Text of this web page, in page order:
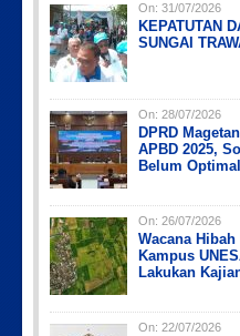
Picsart_23-
Picsart_23-
On: 31/07/2026
KEPATUTAN
SUNGAI
On: 28/07/2026
DPRD
APBD 2025,
Belum Optimal
On: 26/07/2026
Wacana
Kampus
Lakukan
On: 22/07/2026